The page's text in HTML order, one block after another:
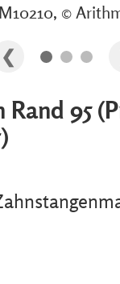
©
Rand 95